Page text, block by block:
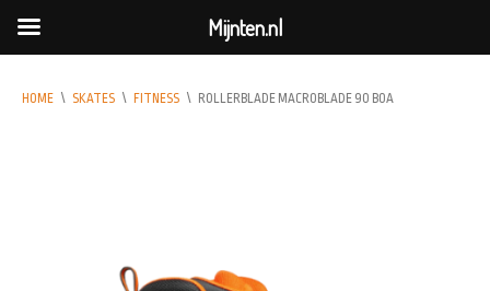
HOME \ SKATES \ FITNESS \ ROLLERBLADE MACROBLADE 90 BOA
Mijnten.nl